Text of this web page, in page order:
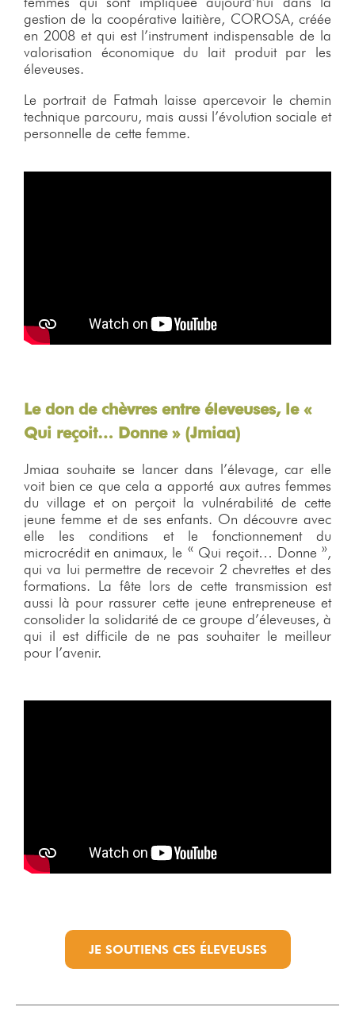
gestion de la coopérative laitière, COROSA, créée
en 2008 et qui est l’instrument indispensable de la
valorisation économique du lait produit par les
éleveuses.
Le portrait de Fatmah laisse apercevoir le chemin
technique parcouru, mais aussi l’évolution sociale et
personnelle de cette femme.
Le don de chèvres entre éleveuses, le «
Qui reçoit… Donne » (Jmiaa)
Jmiaa souhaite se lancer dans l’élevage, car elle
voit bien ce que cela a apporté aux autres femmes
du village et on perçoit la vulnérabilité de cette
jeune femme et de ses enfants. On découvre avec
elle les conditions et le fonctionnement du
microcrédit en animaux, le « Qui reçoit… Donne »,
qui va lui permettre de recevoir 2 chevrettes et des
formations. La fête lors de cette transmission est
aussi là pour rassurer cette jeune entrepreneuse et
consolider la solidarité de ce groupe d’éleveuses, à
qui il est difficile de ne pas souhaiter le meilleur
pour l’avenir.
JE SOUTIENS CES ÉLEVEUSES